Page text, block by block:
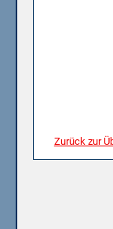
Zurück zur